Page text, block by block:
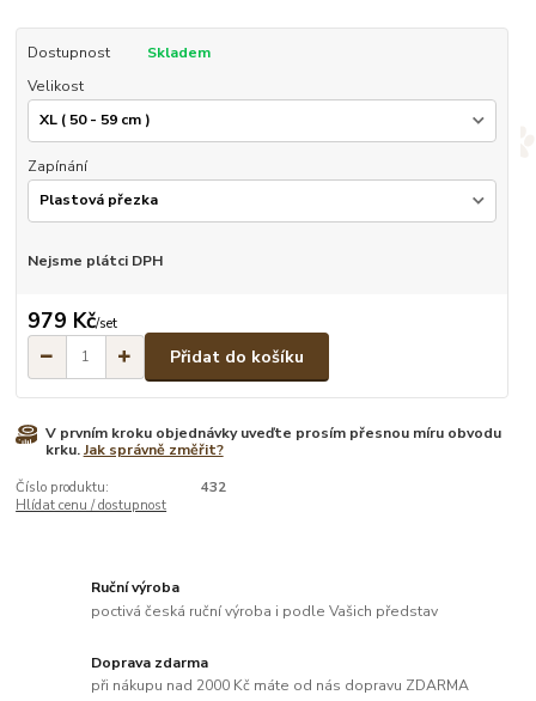
Dostupnost
Skladem
Velikost
Zapínání
Nejsme plátci DPH
979 Kč/set
Přidat do košíku
V prvním kroku objednávky uveďte prosím přesnou míru obvodu
krku.Jak správně změřit?
Číslo produktu:
432
Hlídat cenu / dostupnost
Ruční výroba
poctivá česká ruční výroba i podle Vašich představ
Doprava zdarma
při nákupu nad 2000 Kč máte od nás dopravu ZDARMA